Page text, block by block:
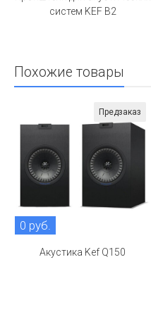
систем KEF B2
Похожие товары
Предзаказ
0 руб.
Акустика Kef Q150